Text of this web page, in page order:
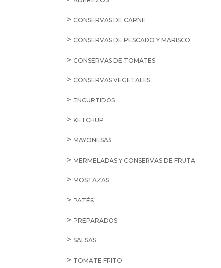
CONSERVAS DE CARNE
CONSERVAS DE PESCADO Y MARISCO
CONSERVAS DE TOMATES
CONSERVAS VEGETALES
ENCURTIDOS
KETCHUP
MAYONESAS
MERMELADAS Y CONSERVAS DE FRUTA
MOSTAZAS
PATÉS
PREPARADOS
SALSAS
TOMATE FRITO